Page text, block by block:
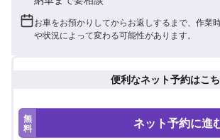
お車をお預かりしてからお返しするまで、作業
や状況によって変わる可能性があります。
便利なネット予約はこ
無
料 ネット予約に進